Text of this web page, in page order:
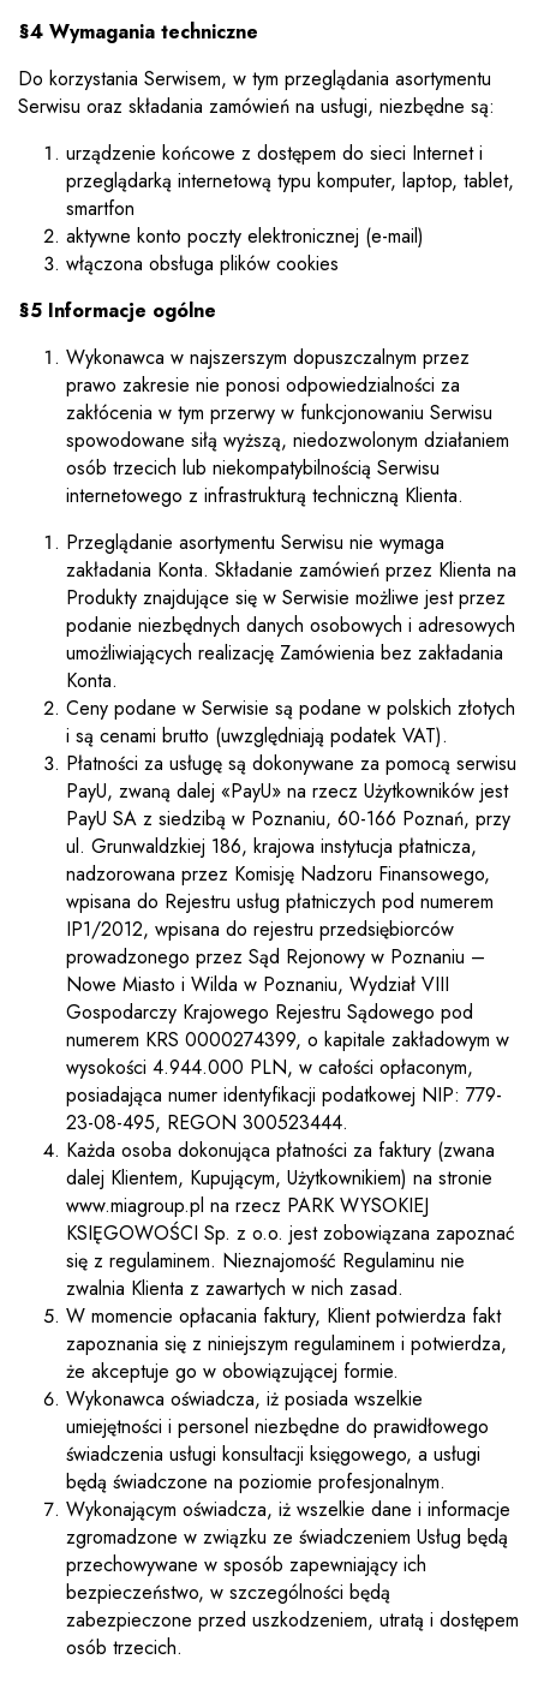
§4 Wymagania techniczne
Do korzystania Serwisem, w tym przeglądania asortymentu
Serwisu oraz składania zamówień na usługi, niezbędne są:
urządzenie końcowe z dostępem do sieci Internet i
przeglądarką internetową typu komputer, laptop, tablet,
smartfon
aktywne konto poczty elektronicznej (e-mail)
włączona obsługa plików cookies
§5 Informacje ogólne
Wykonawca w najszerszym dopuszczalnym przez
prawo zakresie nie ponosi odpowiedzialności za
zakłócenia w tym przerwy w funkcjonowaniu Serwisu
spowodowane siłą wyższą, niedozwolonym działaniem
osób trzecich lub niekompatybilnością Serwisu
internetowego z infrastrukturą techniczną Klienta.
Przeglądanie asortymentu Serwisu nie wymaga
zakładania Konta. Składanie zamówień przez Klienta na
Produkty znajdujące się w Serwisie możliwe jest przez
podanie niezbędnych danych osobowych i adresowych
umożliwiających realizację Zamówienia bez zakładania
Konta.
Ceny podane w Serwisie są podane w polskich złotych
i są cenami brutto (uwzględniają podatek VAT).
Płatności za usługę są dokonywane za pomocą serwisu
PayU, zwaną dalej «PayU» na rzecz Użytkowników jest
PayU SA z siedzibą w Poznaniu, 60-166 Poznań, przy
ul. Grunwaldzkiej 186, krajowa instytucja płatnicza,
nadzorowana przez Komisję Nadzoru Finansowego,
wpisana do Rejestru usług płatniczych pod numerem
IP1/2012, wpisana do rejestru przedsiębiorców
prowadzonego przez Sąd Rejonowy w Poznaniu –
Nowe Miasto i Wilda w Poznaniu, Wydział VIII
Gospodarczy Krajowego Rejestru Sądowego pod
numerem KRS 0000274399, o kapitale zakładowym w
wysokości 4.944.000 PLN, w całości opłaconym,
posiadająca numer identyfikacji podatkowej NIP: 779-
23-08-495, REGON 300523444.
Każda osoba dokonująca płatności za faktury (zwana
dalej Klientem, Kupującym, Użytkownikiem) na stronie
www.miagroup.pl na rzecz PARK WYSOKIEJ
KSIĘGOWOŚCI Sp. z o.o. jest zobowiązana zapoznać
się z regulaminem. Nieznajomość Regulaminu nie
zwalnia Klienta z zawartych w nich zasad.
W momencie opłacania faktury, Klient potwierdza fakt
zapoznania się z niniejszym regulaminem i potwierdza,
że akceptuje go w obowiązującej formie.
Wykonawca oświadcza, iż posiada wszelkie
umiejętności i personel niezbędne do prawidłowego
świadczenia usługi konsultacji księgowego, a usługi
będą świadczone na poziomie profesjonalnym.
Wykonającym oświadcza, iż wszelkie dane i informacje
zgromadzone w związku ze świadczeniem Usług będą
przechowywane w sposób zapewniający ich
bezpieczeństwo, w szczególności będą
zabezpieczone przed uszkodzeniem, utratą i dostępem
osób trzecich.